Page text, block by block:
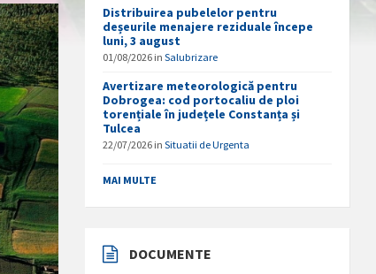
Distribuirea pubelelor pentru
deșeurile menajere reziduale începe
luni, 3 august
01/08/2026 inSalubrizare
Avertizare meteorologică pentru
Dobrogea: cod portocaliu de ploi
torențiale în județele Constanța și
Tulcea
22/07/2026 inSituatii de Urgenta
MAI MULTE
DOCUMENTE